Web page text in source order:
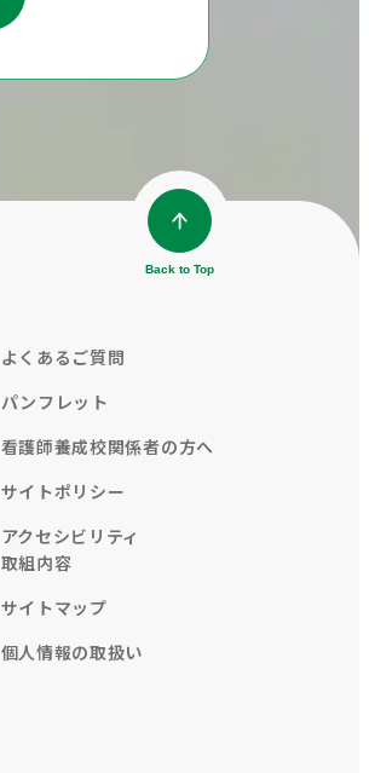
よくあるご質問
パンフレット
看護師養成校関係者の方へ
サイトポリシー
アクセシビリティ
取組内容
サイトマップ
個人情報の取扱い
Back to Top